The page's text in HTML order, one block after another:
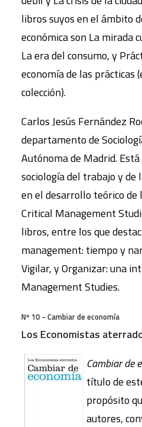
libros suyos en el ámbito
económica son La mirada
La era del consumo, y
economía de las prácticas
colección).
Carlos Jesús Fernández
departamento de
Autónoma de Madrid.
sociología del trabajo y de
en el desarrollo teórico de
Critical Management
libros, entre los que
management: tiempo y
Vigilar, y Organizar: una
Management Studies.
Nº 10 − Cambiar de economía
Los Economistas
Cambiar de
título de
propósito
autores,